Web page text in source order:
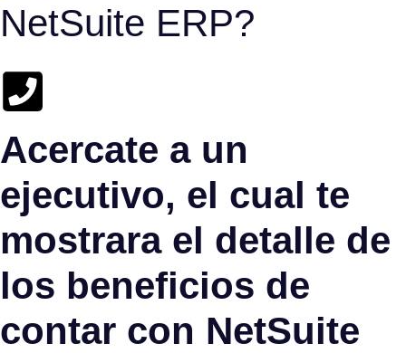
NetSuite ERP?
Acercate a un
ejecutivo, el cual te
mostrara el detalle de
los beneficios de
contar con NetSuite